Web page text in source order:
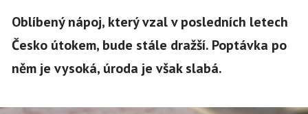
Oblíbený nápoj, který vzal v posledních letech
Česko útokem, bude stále dražší. Poptávka po
něm je vysoká, úroda je však slabá.